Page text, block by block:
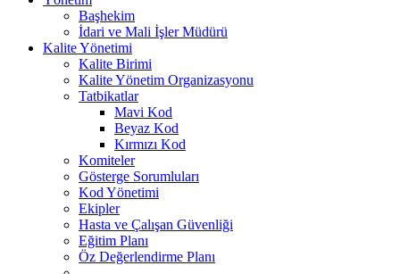
Başhekim
İdari ve Mali İşler Müdürü
Kalite Yönetimi
Kalite Birimi
Kalite Yönetim Organizasyonu
Tatbikatlar
Mavi Kod
Beyaz Kod
Kırmızı Kod
Komiteler
Gösterge Sorumluları
Kod Yönetimi
Ekipler
Hasta ve Çalışan Güvenliği
Eğitim Planı
Öz Değerlendirme Planı